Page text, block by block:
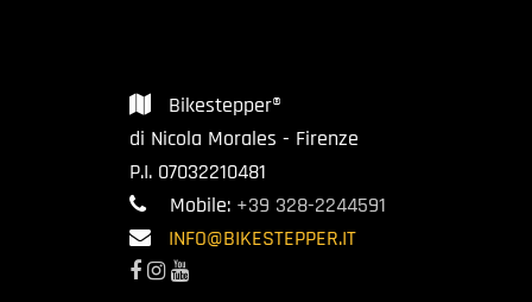
Bikestepper®
di Nicola Morales - Firenze
P.I. 07032210481
Mobile: +39 328-2244591
INFO@BIKESTEPPER.IT